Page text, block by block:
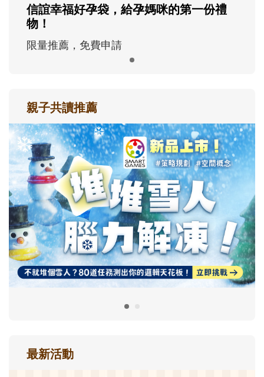
信誼幸福好孕袋，給孕媽咪的第一份禮
物！
限量推薦，免費申請
親子共讀推薦
最新活動